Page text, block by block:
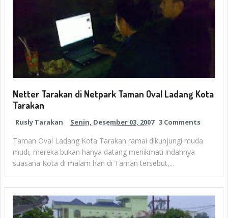
Netter Tarakan di Netpark Taman Oval Ladang Kota
Tarakan
Rusly Tarakan Senin, Desember 03, 2007 3 Comments
Taman Oval Ladang Kota Tarakan ramai dikunjungi muda
mudi, mereka bukan hanya datang menikmati indahnya
suasana Kota di malam hari di Taman tersebut,...